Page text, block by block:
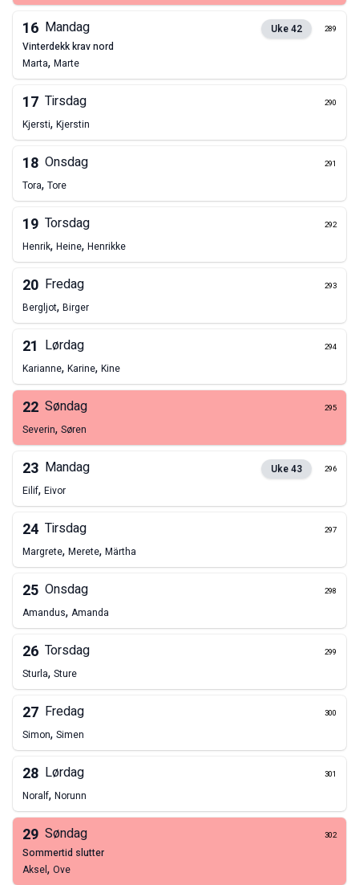
16 Mandag Uke42 289
vinterdekk krav nord
Marta, Marte
17 Tirsdag 290
Kjersti, Kjerstin
18 Onsdag 291
Tora, Tore
19 Torsdag 292
Henrik, Heine, Henrikke
20 Fredag 293
Bergljot, Birger
21 Lørdag 294
Karianne, Karine, Kine
22 Søndag 295
Severin, Søren
23 Mandag Uke43 296
Eilif, Eivor
24 Tirsdag 297
Margrete, Merete, Märtha
25 Onsdag 298
Amandus, Amanda
26 Torsdag 299
Sturla, Sture
27 Fredag 300
Simon, Simen
28 Lørdag 301
Noralf, Norunn
29 Søndag 302
sommertid slutter
Aksel, Ove